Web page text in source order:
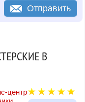
Отправить
В
центр